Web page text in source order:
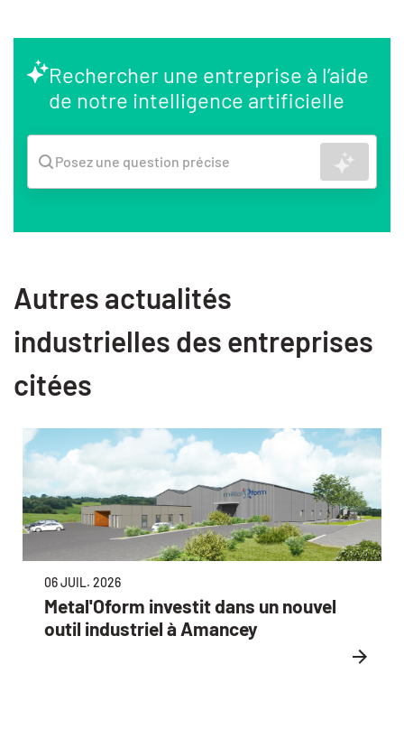
Rechercher une entreprise à l’aide
de notre intelligence artificielle
Posez une question précise
Autres actualités
industrielles des entreprises
citées
06 JUIL. 2026
Metal'Oform investit dans un nouvel
outil industriel à Amancey